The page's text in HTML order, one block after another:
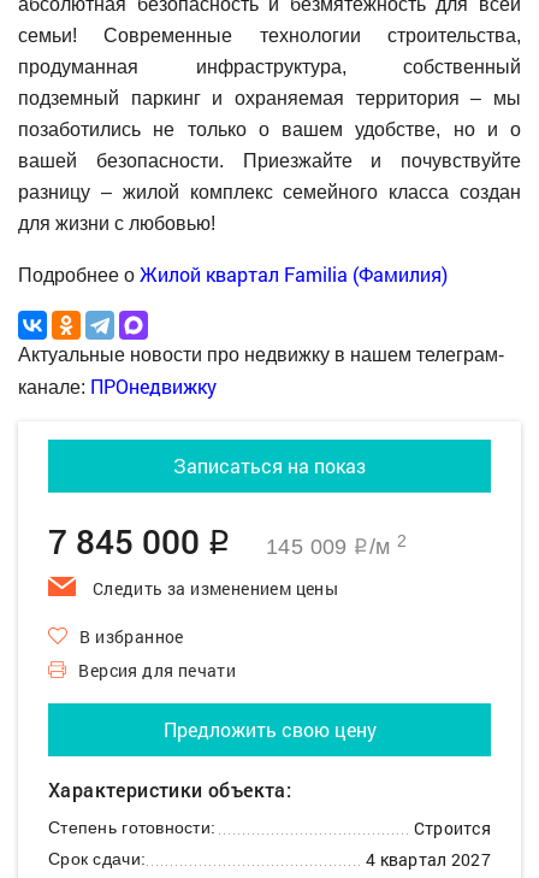
абсолютная безопасность и безмятежность для всей
семьи! Современные технологии строительства,
продуманная инфраструктура, собственный
подземный паркинг и охраняемая территория – мы
позаботились не только о вашем удобстве, но и о
вашей безопасности. Приезжайте и почувствуйте
разницу – жилой комплекс семейного класса создан
для жизни с любовью!
Подробнее о Жилой квартал Familia (Фамилия)
Актуальные новости про недвижку в нашем телеграм-
канале: ПРОнедвижку
Записаться на показ
7 845 000 q 145 009 q/м 2
Следить за изменением цены
В избранное
Версия для печати
Предложить свою цену
Характеристики объекта:
Степень готовности: Строится
Срок сдачи: 4 квартал 2027